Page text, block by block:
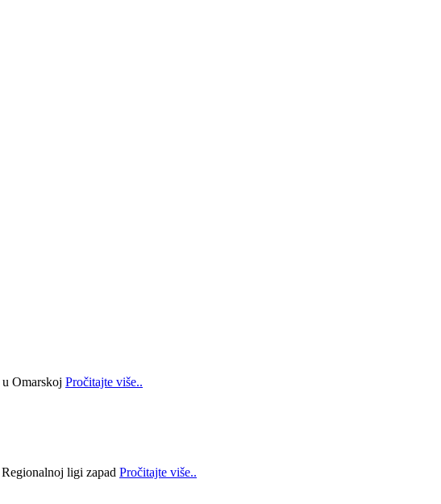
Omarskoj Pročitajte više..
ligi zapad Pročitajte više..